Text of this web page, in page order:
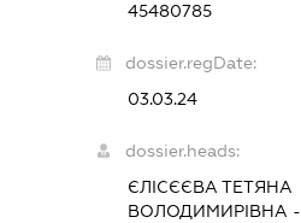
45480785
dossier.regDate:
03.03.24
dossier.heads:
ЄЛІСЄЄВА ТЕТЯНА
ВОЛОДИМИРІВНА -